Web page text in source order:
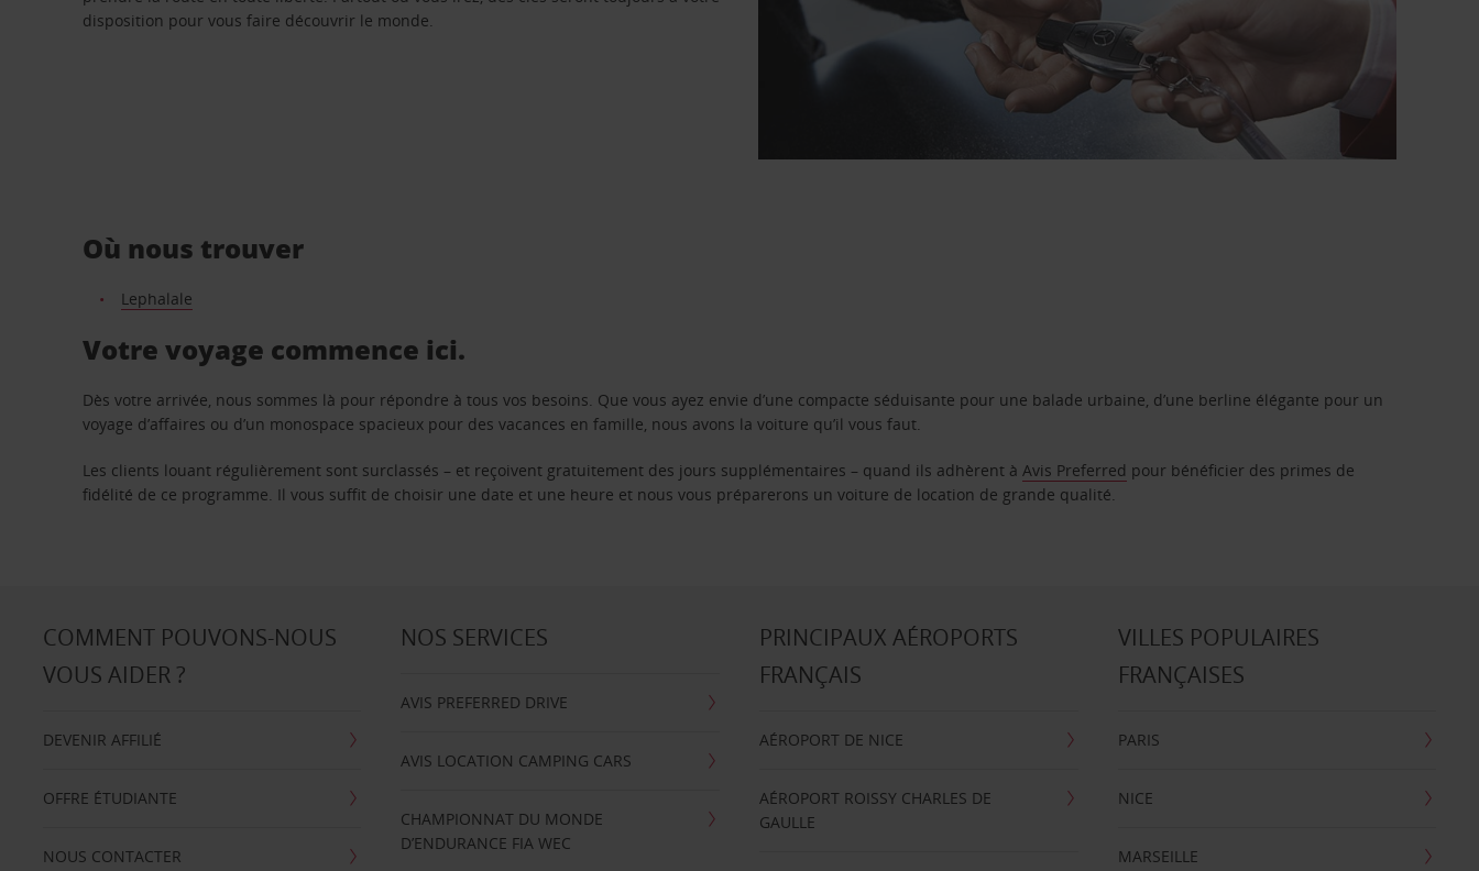
disposition pour vous faire découvrir le monde.
Où nous trouver
Lephalale
Votre voyage commence ici.
Dès votre arrivée, nous sommes là pour répondre à tous vos besoins. Que vous ayez envie d’une compacte séduisante pour une balade urbaine, d’une berline élégante pour un
voyage d’affaires ou d’un monospace spacieux pour des vacances en famille, nous avons la voiture qu’il vous faut.
Les clients louant régulièrement sont surclassés – et reçoivent gratuitement des jours supplémentaires – quand ils adhèrent àAvis Preferred pour bénéficier des primes de
fidélité de ce programme. Il vous suffit de choisir une date et une heure et nous vous préparerons un voiture de location de grande qualité.
COMMENT POUVONS-NOUS
VOUS AIDER ?
DEVENIR AFFILIÉ
OFFRE ÉTUDIANTE
NOUS CONTACTER
NOS SERVICES
AVIS PREFERRED DRIVE
AVIS LOCATION CAMPING CARS
CHAMPIONNAT DU MONDE
D’ENDURANCE FIA WEC
PRINCIPAUX AÉROPORTS
FRANÇAIS
AÉROPORT DE NICE
AÉROPORT ROISSY CHARLES DE
GAULLE
VILLES POPULAIRES
FRANÇAISES
PARIS
NICE
MARSEILLE